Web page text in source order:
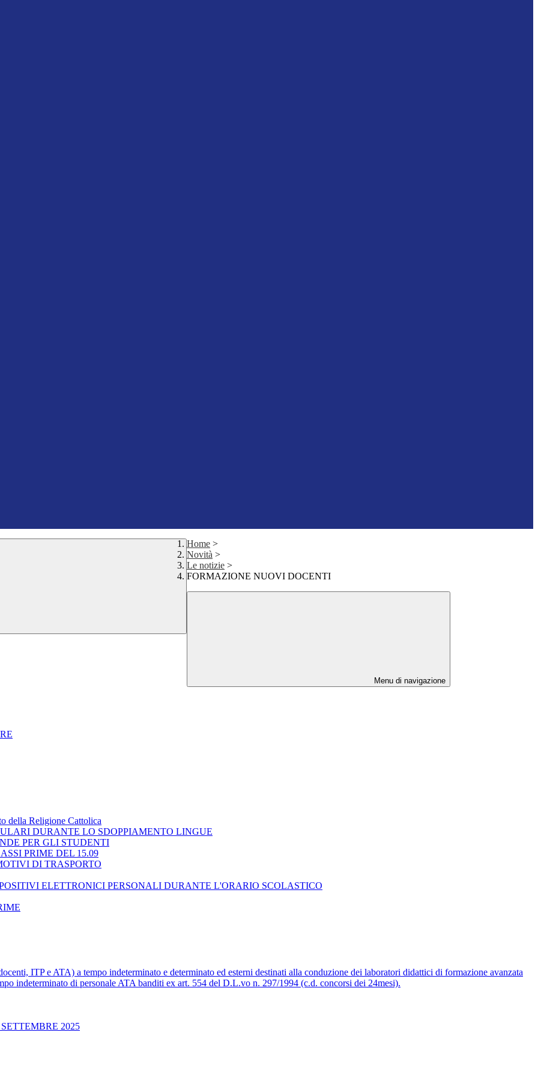
Home >
Novità >
Le notizie >
FORMAZIONE NUOVI DOCENTI
Menu di navigazione
della Religione Cattolica
DURANTE LO SDOPPIAMENTO LINGUE
PER GLI STUDENTI
PRIME DEL 15.09
DI TRASPORTO
ELETTRONICI PERSONALI DURANTE L'ORARIO SCOLASTICO
ITP e ATA) a tempo indeterminato e determinato ed esterni destinati alla conduzione dei laboratori didattici di formazione avanzata
indeterminato di personale ATA banditi ex art. 554 del D.L.vo n. 297/1994 (c.d. concorsi dei 24mesi).
2025